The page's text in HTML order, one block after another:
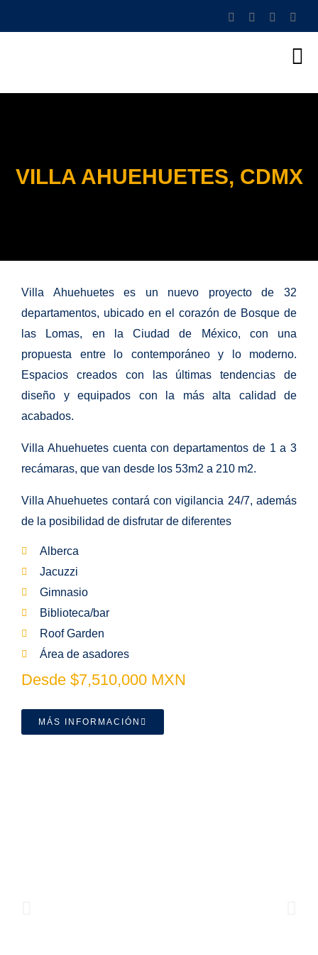
VILLA AHUEHUETES, CDMX
Villa Ahuehuetes es un nuevo proyecto de 32
departamentos, ubicado en el corazón de Bosque de
las Lomas, en la Ciudad de México, con una
propuesta entre lo contemporáneo y lo moderno.
Espacios creados con las últimas tendencias de
diseño y equipados con la más alta calidad de
acabados.
Villa Ahuehuetes cuenta con departamentos de 1 a 3
recámaras, que van desde los 53m2 a 210 m2.
Villa Ahuehuetes contará con vigilancia 24/7, además
de la posibilidad de disfrutar de diferentes
Alberca
Jacuzzi
Gimnasio
Biblioteca/bar
Roof Garden
Área de asadores
Desde $7,510,000 MXN
MÁS INFORMACIÓN